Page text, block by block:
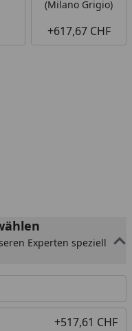
(Milano Grigio)
+617,67 CHF
Experten speziell
+517,61 CHF